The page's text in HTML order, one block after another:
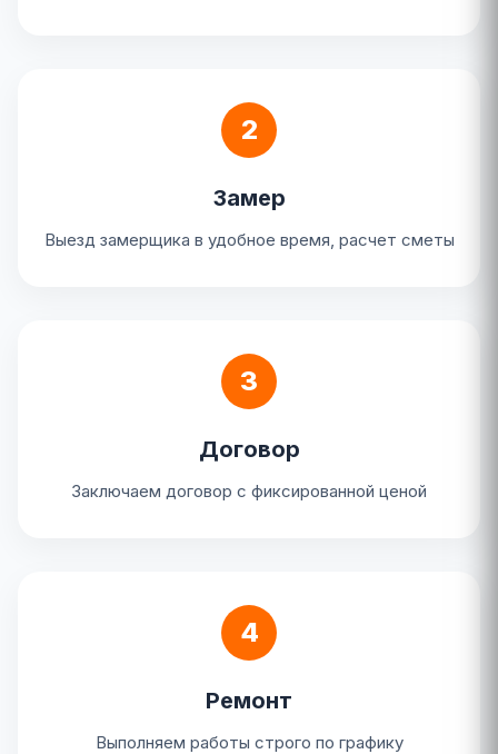
2
Замер
Выезд замерщика в удобное время, расчет сметы
3
Договор
Заключаем договор с фиксированной ценой
4
Ремонт
Выполняем работы строго по графику